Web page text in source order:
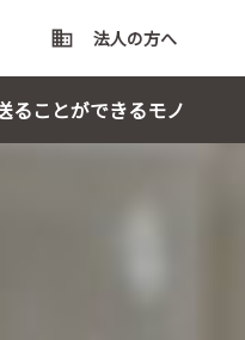
domain 法人の方へ
ることができるモノ